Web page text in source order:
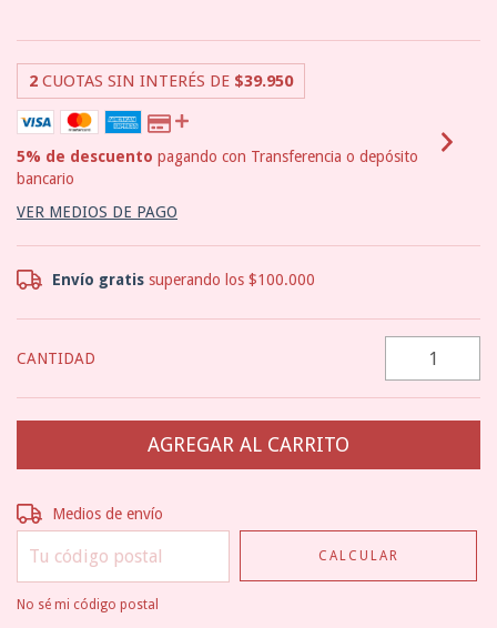
2 CUOTAS SIN INTERÉS DE $39.950
5% de descuento pagando con Transferencia o depósito
bancario
VER MEDIOS DE PAGO
Envío gratis superando los$100.000
CANTIDAD
Entregas para el CP:
Medios de envío
CALCULAR
No sé mi código postal